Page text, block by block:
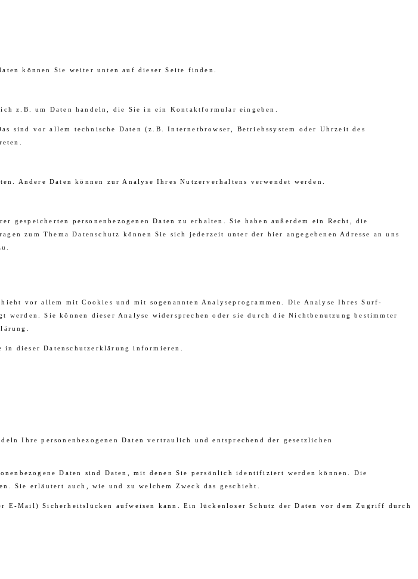
können Sie weiter unten auf dieser Seite finden.
z.B. um Daten handeln, die Sie in ein Kontaktformular eingeben.
sind vor allem technische Daten (z.B. Internetbrowser, Betriebssystem oder Uhrzeit des
Andere Daten können zur Analyse Ihres Nutzerverhaltens verwendet werden.
personenbezogenen Daten zu erhalten. Sie haben außerdem ein Recht, die
zum Thema Datenschutz können Sie sich jederzeit unter der hier angegebenen Adresse an uns
vor allem mit Cookies und mit sogenannten Analyseprogrammen. Die Analyse Ihres Surf-
Sie können dieser Analyse widersprechen oder sie durch die Nichtbenutzung bestimmter
in dieser Datenschutzerklärung informieren.
Ihre personenbezogenen Daten vertraulich und entsprechend der gesetzlichen
Daten sind Daten, mit denen Sie persönlich identifiziert werden können. Die
Sie erläutert auch, wie und zu welchem Zweck das geschieht.
Mail) Sicherheitslücken aufweisen kann. Ein lückenloser Schutz der Daten vor dem Zugriff durch